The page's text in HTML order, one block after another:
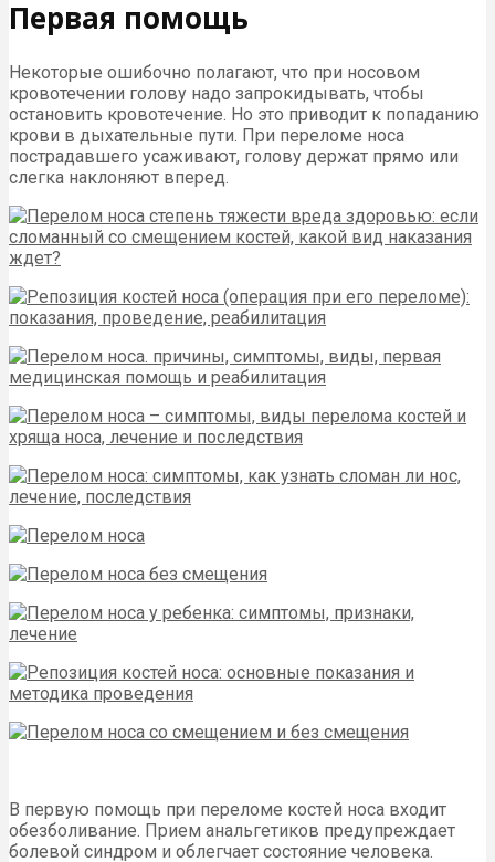
Первая помощь
Некоторые ошибочно полагают, что при носовом
кровотечении голову надо запрокидывать, чтобы
остановить кровотечение. Но это приводит к попаданию
крови в дыхательные пути. При переломе носа
пострадавшего усаживают, голову держат прямо или
слегка наклоняют вперед.
В первую помощь при переломе костей носа входит
обезболивание. Прием анальгетиков предупреждает
болевой синдром и облегчает состояние человека.